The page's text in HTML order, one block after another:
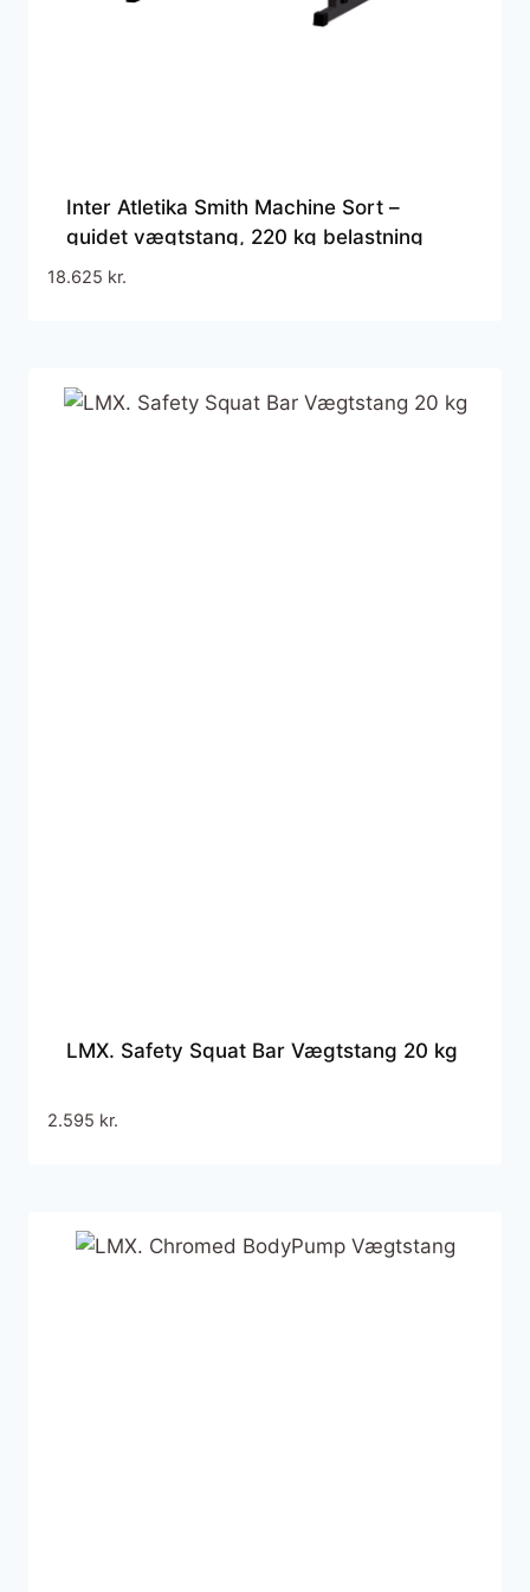
Inter Atletika Smith Machine Sort –
guidet vægtstang, 220 kg belastning
18.625 kr.
LMX. Safety Squat Bar Vægtstang 20 kg
2.595 kr.